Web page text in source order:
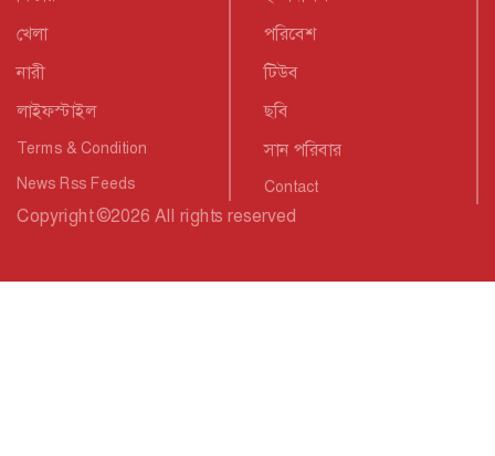
খেলা
নারী
লাইফস্টাইল
Terms & Condition
News Rss Feeds
পরিবেশ
টিউব
ছবি
সান পরিবার
Contact
Copyright©2026 All rights reserved